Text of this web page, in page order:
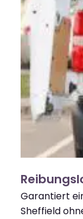
Garantiert
Sheffield